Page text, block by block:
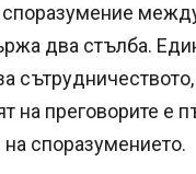
два стълба.
на преговорите е
споразумението.